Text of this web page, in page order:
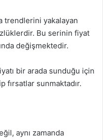
trendlerini yakalayan
Bu serinin fiyat
değişmektedir.
bir arada sunduğu için
fırsatlar sunmaktadır.
aynı zamanda